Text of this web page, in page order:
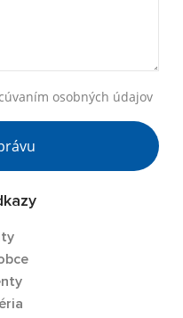
osobných údajov